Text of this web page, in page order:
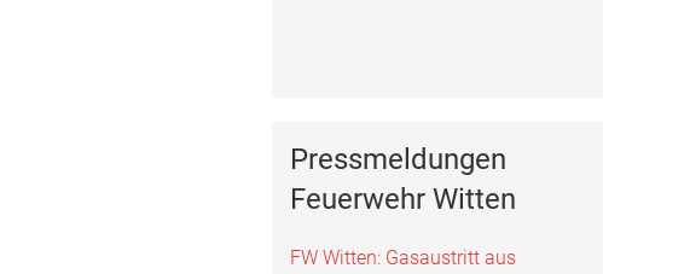
Pressmeldungen
Feuerwehr Witten
FW Witten: Gasaustritt aus